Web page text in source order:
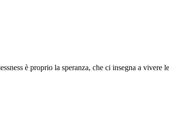
è proprio la speranza, che ci insegna a